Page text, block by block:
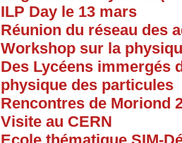
ILP Day le 13 mars
Réunion du réseau des
Workshop sur la
Des Lycéens immergés
physique des particules
Rencontres de Moriond
Visite au CERN